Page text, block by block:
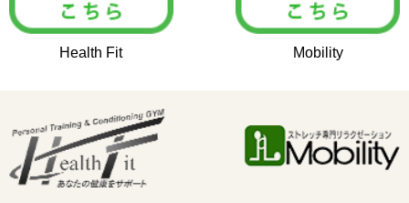
Health Fit Mobility